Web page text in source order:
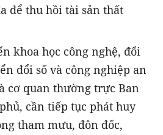
để thu hồi tài sản thất
khoa học công nghệ, đổi
đổi số và công nghiệp an
cơ quan thường trực Ban
cần tiếp tục phát huy
tham mưu, đôn đốc,